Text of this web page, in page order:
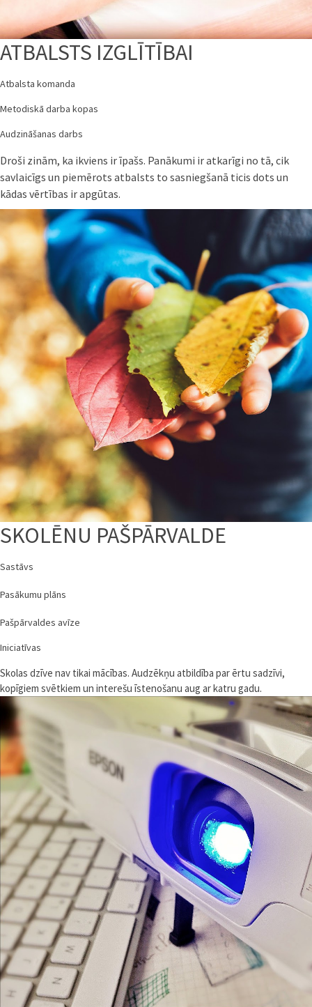
ATBALSTS IZGLĪTĪBAI
Atbalsta komanda
Metodiskā darba kopas
Audzināšanas darbs
Droši zinām, ka ikviens ir īpašs. Panākumi ir atkarīgi no tā, cik
savlaicīgs un piemērots atbalsts to sasniegšanā ticis dots un
kādas vērtības ir apgūtas.
SKOLĒNU PAŠPĀRVALDE
Sastāvs
Pasākumu plāns
Pašpārvaldes avīze
Iniciatīvas
Skolas dzīve nav tikai mācības. Audzēkņu atbildība par ērtu sadzīvi,
kopīgiem svētkiem un interešu īstenošanu aug ar katru gadu.